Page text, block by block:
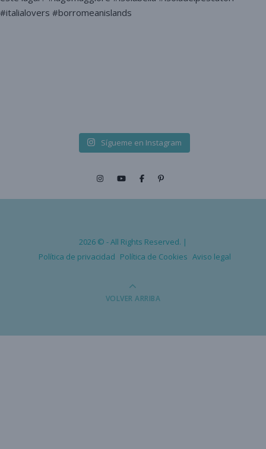
Sígueme en Instagram
2026 © - All Rights Reserved. |
Política de privacidad Política de Cookies Aviso legal
VOLVER ARRIBA